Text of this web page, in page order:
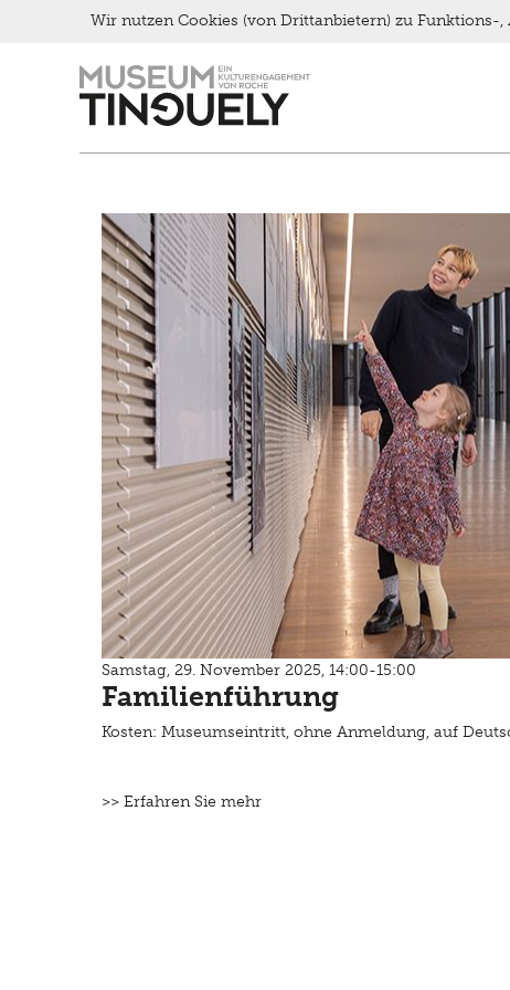
Hauptnavigation
Samstag, 29. November 2025, 14:00-15:00
Familienführung
Kosten: Museumseintritt, ohne Anmeldung, auf
>> Erfahren Sie mehr
Wir nutzen Cookies (von Drittanbietern) zu Funktions-